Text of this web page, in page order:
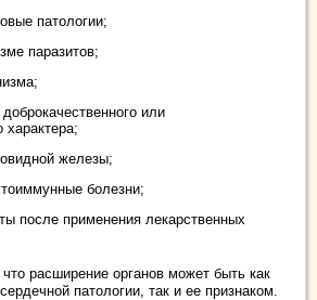
патологии;
паразитов;
или
характера;
железы;
болезни;
после применения лекарственных
расширение органов может быть как
патологии, так и ее признаком.